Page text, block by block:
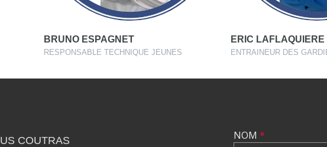
BRUNO ESPAGNET
RESPONSABLE TECHNIQUE JEUNES
ERIC LAFLAQUIERE
ENTRAINEUR DES
US COUTRAS
NOM *